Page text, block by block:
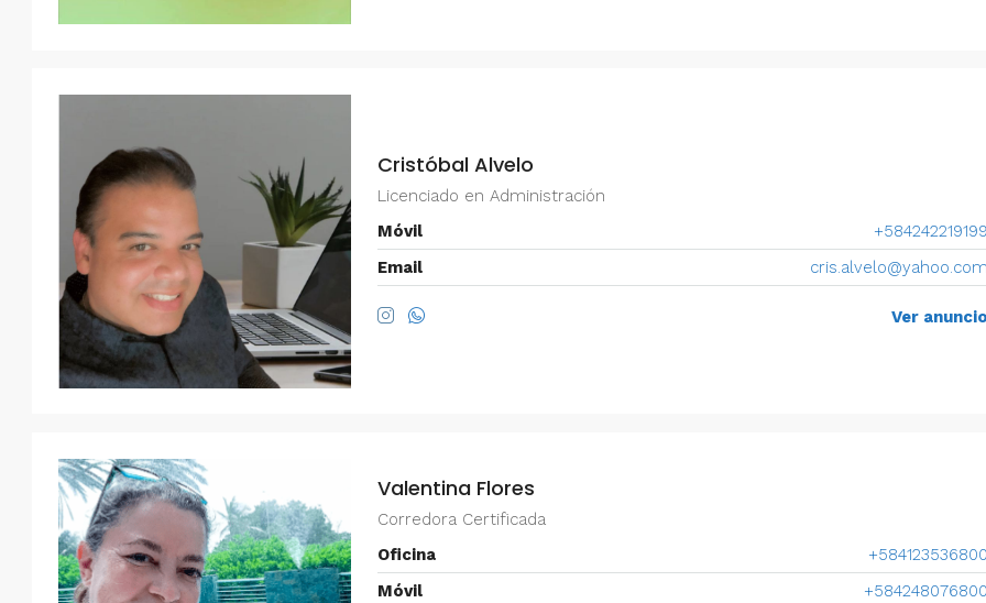
Cristóbal Alvelo
Licenciado en Administración
Móvil
+584242219199
Email
cris.alvelo@yahoo.com
Ver anuncio
Valentina Flores
Corredora Certificada
Oficina
+584123536800
Móvil
+584248076800